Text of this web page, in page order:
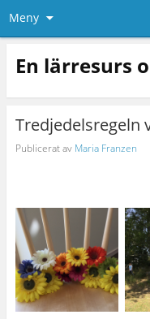
Meny
En lärresurs
Tredjedelsregeln
Publicerat av Maria Franzen